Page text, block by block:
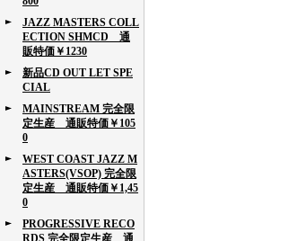
JAZZ MASTERS COLL
ECTION SHMCD 通
販特価￥1230
新品CD OUT LET SPE
CIAL
MAINSTREAM 完全限
定生産 通販特価￥105
0
WEST COAST JAZZ M
ASTERS(VSOP) 完全限
定生産 通販特価￥1,45
0
PROGRESSIVE RECO
RDS 完全限定生産 通